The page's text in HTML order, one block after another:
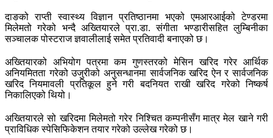
दाङको राप्ती स्वास्थ्य विज्ञान प्रतिष्ठानमा भएको एमआरआईको टेण्डरमा
मिलेमतो गरेको भन्दै अख्तियारले प्रा.डा. संगीता भण्डारीसहित लुम्बिनीका
सञ्चालक पोस्टराज ज्ञवालीलाई समेत प्रतिवादी बनाएको छ।
अख्तियारको अभियोग पत्रमा कम गुणस्तरको मेसिन खरिद गरेर आर्थिक
अनियमितता गरेको उजुरीको अनुसन्धानमा सार्वजनिक खरिद ऐन र सार्वजनिक
खरिद नियमावली प्रतिकूल हुने गरी बदनियत राखी खरिद गरेको निष्कर्ष
निकालिएको थियो।
अख्तियारले सो खरिदमा मिलेमतो गरेर निश्चित कम्पनीसँग मात्र मेल खाने गरी
प्राविधिक स्पेसिफिकेशन तयार गरेको उल्लेख गरेको छ।